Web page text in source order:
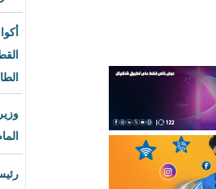
أكوا توقّع اتفاقيتي
وزير الصيد: عائدات
الماضي بلغت مليار دولار
رئيس الوزراء